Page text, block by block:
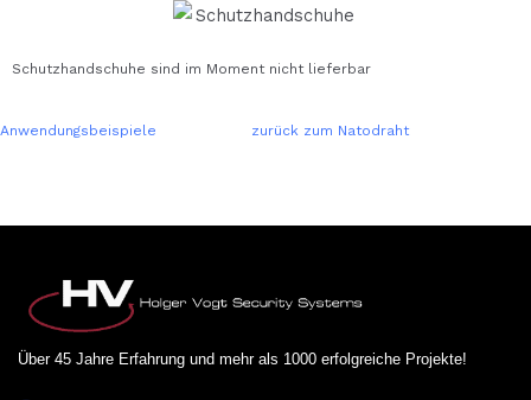
Schutzhandschuhe sind im Moment nicht lieferbar
Anwendungsbeispiele zurück zum Natodraht
Über 45 Jahre Erfahrung und mehr als 1000 erfolgreiche Projekte!